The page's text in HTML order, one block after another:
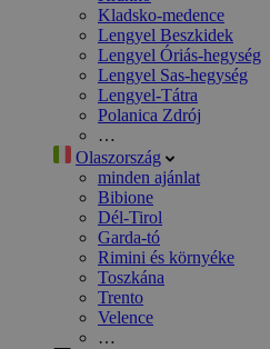
Kladsko-medence
Lengyel Beszkidek
Lengyel Óriás-hegység
Lengyel Sas-hegység
Lengyel-Tátra
Polanica Zdrój
…
Olaszország
minden ajánlat
Bibione
Dél-Tirol
Garda-tó
Rimini és környéke
Toszkána
Trento
Velence
…